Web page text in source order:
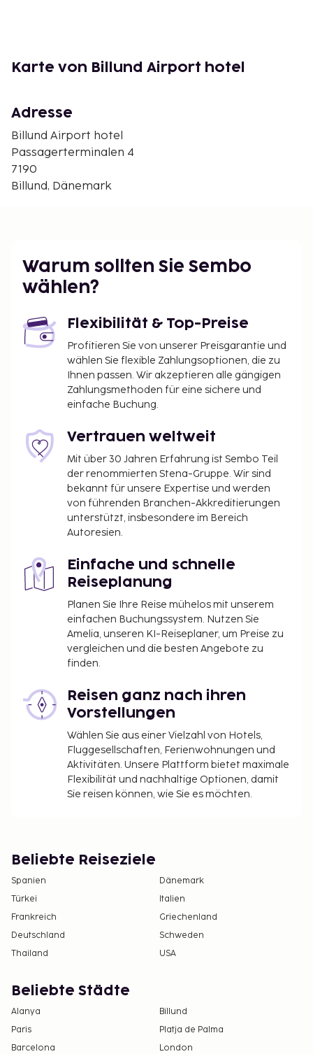
Sonstiges
Bettwäsche/Handtücher Einschl.
4 Stockwerke, Aufzug.
Ankunft
Ganzjährig Anreisetag frei wählbar. Ankunft nach 23
Karte von Billund Airport hotel
Adresse
Billund Airport hotel
Passagerterminalen 4
7190
Billund, Dänemark
Warum sollten Sie Sembo
wählen?
Flexibilität & Top-Preise
Profitieren Sie von unserer Preisgarantie und
wählen Sie flexible Zahlungsoptionen, die zu
Ihnen passen. Wir akzeptieren alle gängigen
Zahlungsmethoden für eine sichere und
einfache Buchung.
Vertrauen weltweit
Mit über 30 Jahren Erfahrung ist Sembo Teil
der renommierten Stena-Gruppe. Wir sind
bekannt für unsere Expertise und werden
von führenden Branchen-Akkreditierungen
unterstützt, insbesondere im Bereich
Autoresien.
Einfache und schnelle
Reiseplanung
Planen Sie Ihre Reise mühelos mit unserem
einfachen Buchungssystem. Nutzen Sie
Amelia, unseren KI-Reiseplaner, um Preise zu
vergleichen und die besten Angebote zu
finden.
Reisen ganz nach ihren
Vorstellungen
Wählen Sie aus einer Vielzahl von Hotels,
Fluggesellschaften, Ferienwohnungen und
Aktivitäten. Unsere Plattform bietet maximale
Flexibilität und nachhaltige Optionen, damit
Sie reisen können, wie Sie es möchten.
Beliebte Reiseziele
Spanien
Dänemark
Türkei
Italien
Frankreich
Griechenland
Deutschland
Schweden
Thailand
USA
Beliebte Städte
Alanya
Billund
Paris
Platja de Palma
Barcelona
London